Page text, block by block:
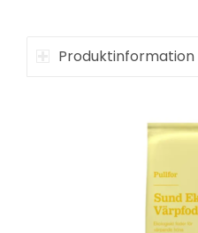
Produktinformation